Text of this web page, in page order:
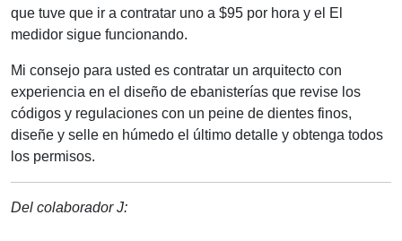
que tuve que ir a contratar uno a $95 por hora y el El
medidor sigue funcionando.
Mi consejo para usted es contratar un arquitecto con
experiencia en el diseño de ebanisterías que revise los
códigos y regulaciones con un peine de dientes finos,
diseñe y selle en húmedo el último detalle y obtenga todos
los permisos.
Del colaborador J: